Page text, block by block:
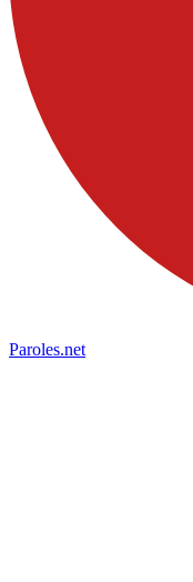
Paroles.net